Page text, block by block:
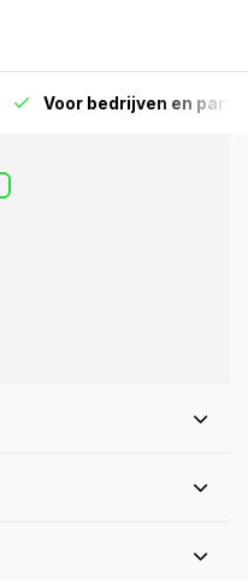
Voor bedrijven en